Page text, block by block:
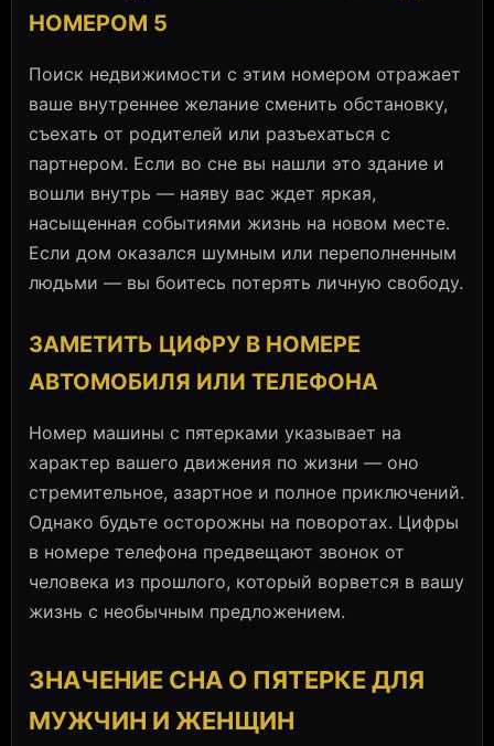
НОМЕРОМ 5
Поиск недвижимости с этим номером отражает
ваше внутреннее желание сменить обстановку,
съехать от родителей или разъехаться с
партнером. Если во сне вы нашли это здание и
вошли внутрь — наяву вас ждет яркая,
насыщенная событиями жизнь на новом месте.
Если дом оказался шумным или переполненным
людьми — вы боитесь потерять личную свободу.
ЗАМЕТИТЬ ЦИФРУ В НОМЕРЕ
АВТОМОБИЛЯ ИЛИ ТЕЛЕФОНА
Номер машины с пятерками указывает на
характер вашего движения по жизни — оно
стремительное, азартное и полное приключений.
Однако будьте осторожны на поворотах. Цифры
в номере телефона предвещают звонок от
человека из прошлого, который ворвется в вашу
жизнь с необычным предложением.
ЗНАЧЕНИЕ СНА О ПЯТЕРКЕ ДЛЯ
МУЖЧИН И ЖЕНЩИН